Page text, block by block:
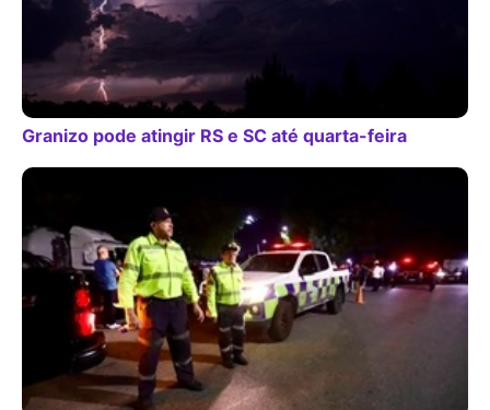
Granizo pode atingir RS e SC até quarta-feira